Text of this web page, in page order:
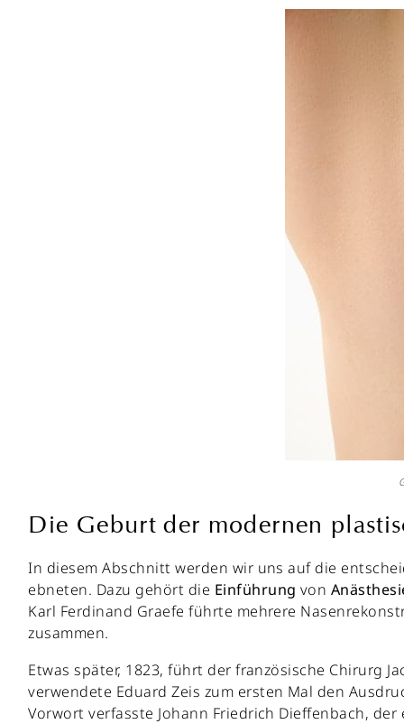
Die Geburt der modernen
In diesem Abschnitt werden wir uns auf die
ebneten. Dazu gehört die Einführung von
Karl Ferdinand Graefe führte mehrere
zusammen.
Etwas später, 1823, führt der französische Chirurg
verwendete Eduard Zeis zum ersten Mal den
Vorwort verfasste Johann Friedrich Dieffenbach,